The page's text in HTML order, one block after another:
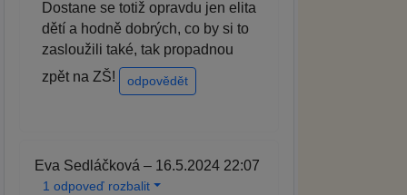
Dostane se totiž opravdu jen elita
dětí a hodně dobrých, co by si to
zasloužili také, tak propadnou
zpět na ZŠ!
odpovědět
Eva Sedláčková – 16.5.2024 22:07
1 odpoveď rozbalit